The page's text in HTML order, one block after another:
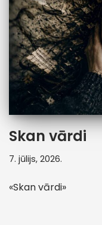
Skan vārdi
7. jūlijs, 2026.
«Skan vārdi»